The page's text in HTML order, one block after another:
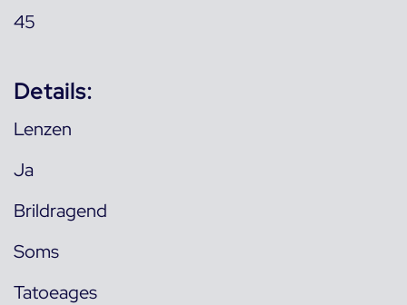
45
Details:
Lenzen
Ja
Brildragend
Soms
Tatoeages